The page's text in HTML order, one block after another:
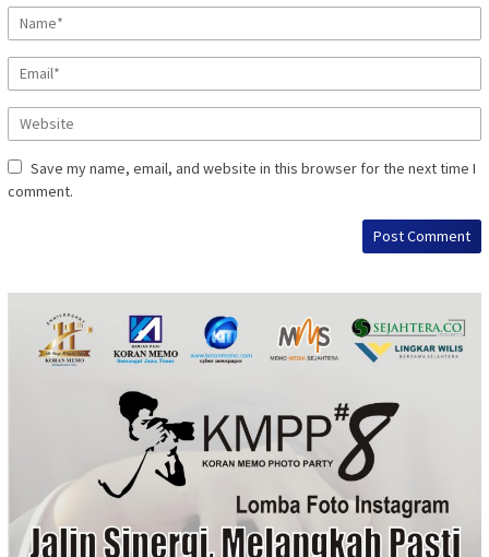
Save my name, email, and website in this browser for the next time I
comment.